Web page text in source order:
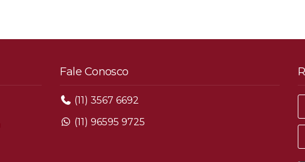
Fale Conosco
(11) 3567 6692
(11) 96595 9725